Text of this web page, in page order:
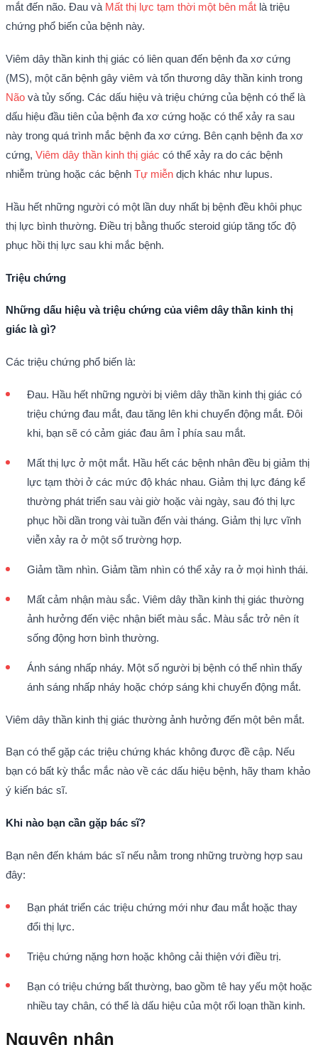
mắt đến não. Đau vàMất thị lực tạm thời một bên mắt là triệu
chứng phổ biến của bệnh này.
Viêm dây thần kinh thị giác có liên quan đến bệnh đa xơ cứng
(MS), một căn bệnh gây viêm và tổn thương dây thần kinh trong
Não và tủy sống. Các dấu hiệu và triệu chứng của bệnh có thể là
dấu hiệu đầu tiên của bệnh đa xơ cứng hoặc có thể xảy ra sau
này trong quá trình mắc bệnh đa xơ cứng. Bên cạnh bệnh đa xơ
cứng, Viêm dây thần kinh thị giác có thể xảy ra do các bệnh
nhiễm trùng hoặc các bệnh Tự miễn dịch khác như lupus.
Hầu hết những người có một lần duy nhất bị bệnh đều khôi phục
thị lực bình thường. Điều trị bằng thuốc steroid giúp tăng tốc độ
phục hồi thị lực sau khi mắc bệnh.
Triệu chứng
Những dấu hiệu và triệu chứng của viêm dây thần kinh thị
giác là gì?
Các triệu chứng phổ biến là:
Đau. Hầu hết những người bị viêm dây thần kinh thị giác có
triệu chứng đau mắt, đau tăng lên khi chuyển động mắt. Đôi
khi, bạn sẽ có cảm giác đau âm ỉ phía sau mắt.
Mất thị lực ở một mắt. Hầu hết các bệnh nhân đều bị giảm thị
lực tạm thời ở các mức độ khác nhau. Giảm thị lực đáng kể
thường phát triển sau vài giờ hoặc vài ngày, sau đó thị lực
phục hồi dần trong vài tuần đến vài tháng. Giảm thị lực vĩnh
viễn xảy ra ở một số trường hợp.
Giảm tầm nhìn. Giảm tầm nhìn có thể xảy ra ở mọi hình thái.
Mất cảm nhận màu sắc. Viêm dây thần kinh thị giác thường
ảnh hưởng đến việc nhận biết màu sắc. Màu sắc trở nên ít
sống động hơn bình thường.
Ánh sáng nhấp nháy. Một số người bị bệnh có thể nhìn thấy
ánh sáng nhấp nháy hoặc chớp sáng khi chuyển động mắt.
Viêm dây thần kinh thị giác thường ảnh hưởng đến một bên mắt.
Bạn có thể gặp các triệu chứng khác không được đề cập. Nếu
bạn có bất kỳ thắc mắc nào về các dấu hiệu bệnh, hãy tham khảo
ý kiến bác sĩ.
Khi nào bạn cần gặp bác sĩ?
Bạn nên đến khám bác sĩ nếu nằm trong những trường hợp sau
đây:
Bạn phát triển các triệu chứng mới như đau mắt hoặc thay
đổi thị lực.
Triệu chứng nặng hơn hoặc không cải thiện với điều trị.
Bạn có triệu chứng bất thường, bao gồm tê hay yếu một hoặc
nhiều tay chân, có thể là dấu hiệu của một rối loạn thần kinh.
Nguyên nhân